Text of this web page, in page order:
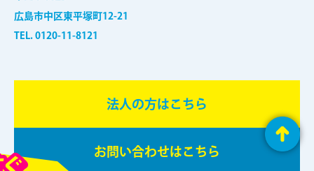
広島市中区東平塚町12-21
TEL. 0120-11-8121
法⼈の⽅はこちら
お問い合わせはこちら